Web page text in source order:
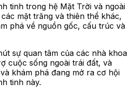
tinh trong hệ Mặt Trời và ngoài
mặt trăng và thiên thể khác,
phá về nguồn gốc, cấu trúc và
sự quan tâm của các nhà khoa
cuộc sống ngoài trái đất, và
khám phá đang mở ra cơ hội
tinh này.